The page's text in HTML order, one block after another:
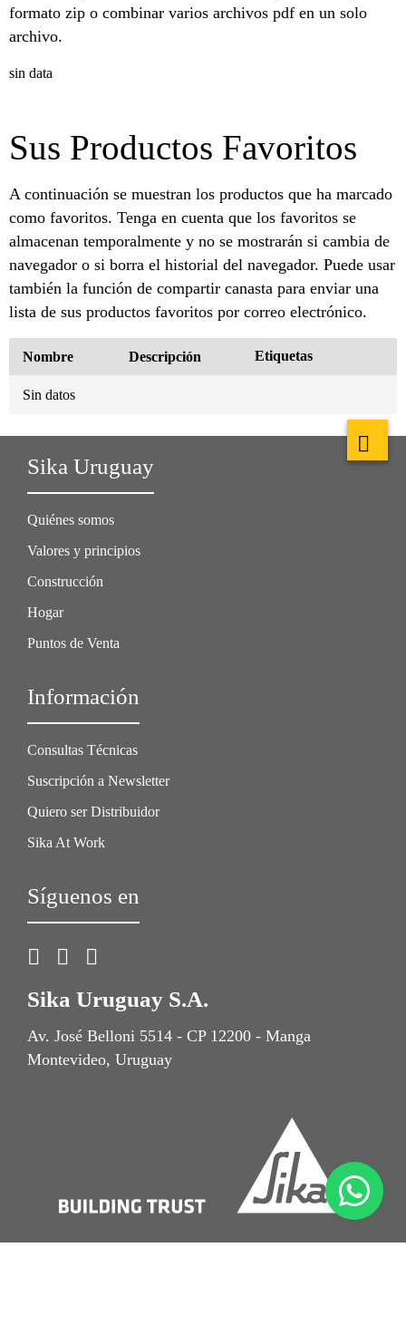
formato zip o combinar varios archivos pdf en un solo
archivo.
sin data
Sus Productos Favoritos
A continuación se muestran los productos que ha marcado
como favoritos. Tenga en cuenta que los favoritos se
almacenan temporalmente y no se mostrarán si cambia de
navegador o si borra el historial del navegador. Puede usar
también la función de compartir canasta para enviar una
lista de sus productos favoritos por correo electrónico.
Nombre Descripción Etiquetas
Sin datos
Sika Uruguay
Quiénes somos
Valores y principios
Construcción
Hogar
Puntos de Venta
Información
Consultas Técnicas
Suscripción a Newsletter
Quiero ser Distribuidor
Sika At Work
Síguenos en
Sika Uruguay S.A.
Av. José Belloni 5514 - CP 12200 - Manga
Montevideo, Uruguay